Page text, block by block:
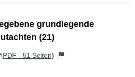
grundlegende
(21)
PDF - 51 Seiten)